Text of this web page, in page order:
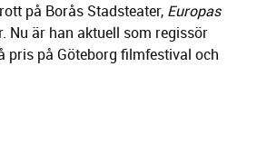
på Borås Stadsteater, Europas
Nu är han aktuell som regissör
pris på Göteborg filmfestival och